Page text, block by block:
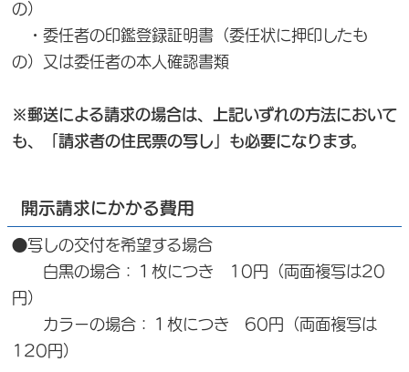
の）
・委任者の印鑑登録証明書（委任状に押印したも
の）又は委任者の本人確認書類
※郵送による請求の場合は、上記いずれの方法において
も、「請求者の住民票の写し」も必要になります。
開示請求にかかる費用
●写しの交付を希望する場合
白黒の場合：１枚につき 10円（両面複写は20
円）
カラーの場合：１枚につき 60円（両面複写は
120円）